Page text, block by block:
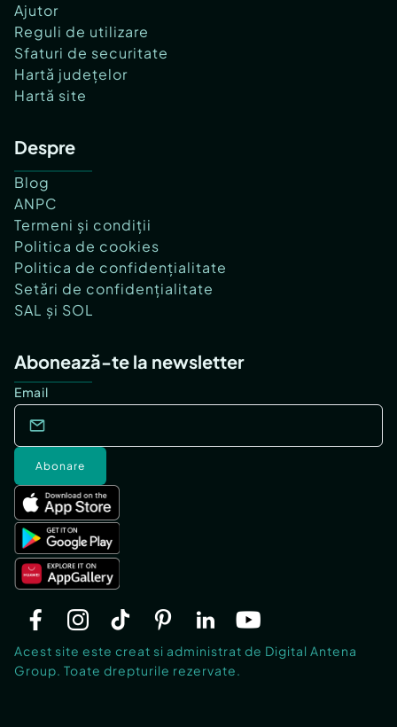
Ajutor
Reguli de utilizare
Sfaturi de securitate
Hartă județelor
Hartă site
Despre
Blog
ANPC
Termeni și condiții
Politica de cookies
Politica de confidențialitate
Setări de confidențialitate
SAL și SOL
Abonează-te la newsletter
Email
Abonare
Acest site este creat si administrat de Digital Antena
Group. Toate drepturile rezervate.